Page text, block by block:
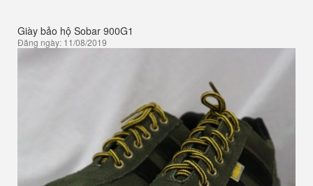
Giày bảo hộ Sobar 900G1
Đăng ngày: 11/08/2019